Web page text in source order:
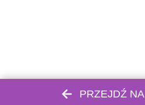
PRZEJDŹ NA